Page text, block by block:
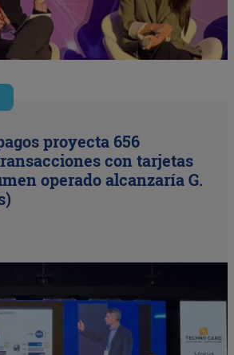
proyecta 656
con tarjetas
operado alcanzaría G.